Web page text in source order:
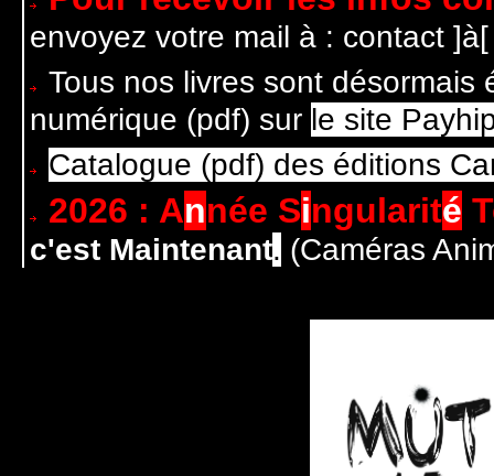
envoyez votre mail à : contact
Tous nos livres sont
numérique (pdf) sur le site
Catalogue (pdf) des éditions
2026 : Année Singularité
c'est Maintenant. (Caméras